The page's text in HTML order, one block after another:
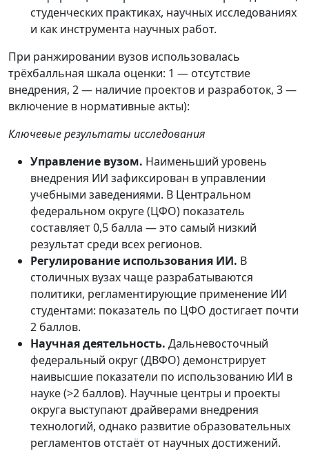
студенческих практиках, научных исследованиях
и как инструмента научных работ.
При ранжировании вузов использовалась
трёхбалльная шкала оценки: 1 — отсутствие
внедрения, 2 — наличие проектов и разработок, 3 —
включение в нормативные акты):
Ключевые результаты исследования
Управление вузом. Наименьший уровень
внедрения ИИ зафиксирован в управлении
учебными заведениями. В Центральном
федеральном округе (ЦФО) показатель
составляет 0,5 балла — это самый низкий
результат среди всех регионов.
Регулирование использования ИИ. В
столичных вузах чаще разрабатываются
политики, регламентирующие применение ИИ
студентами: показатель по ЦФО достигает почти
2 баллов.
Научная деятельность. Дальневосточный
федеральный округ (ДВФО) демонстрирует
наивысшие показатели по использованию ИИ в
науке (>2 баллов). Научные центры и проекты
округа выступают драйверами внедрения
технологий, однако развитие образовательных
регламентов отстаёт от научных достижений.